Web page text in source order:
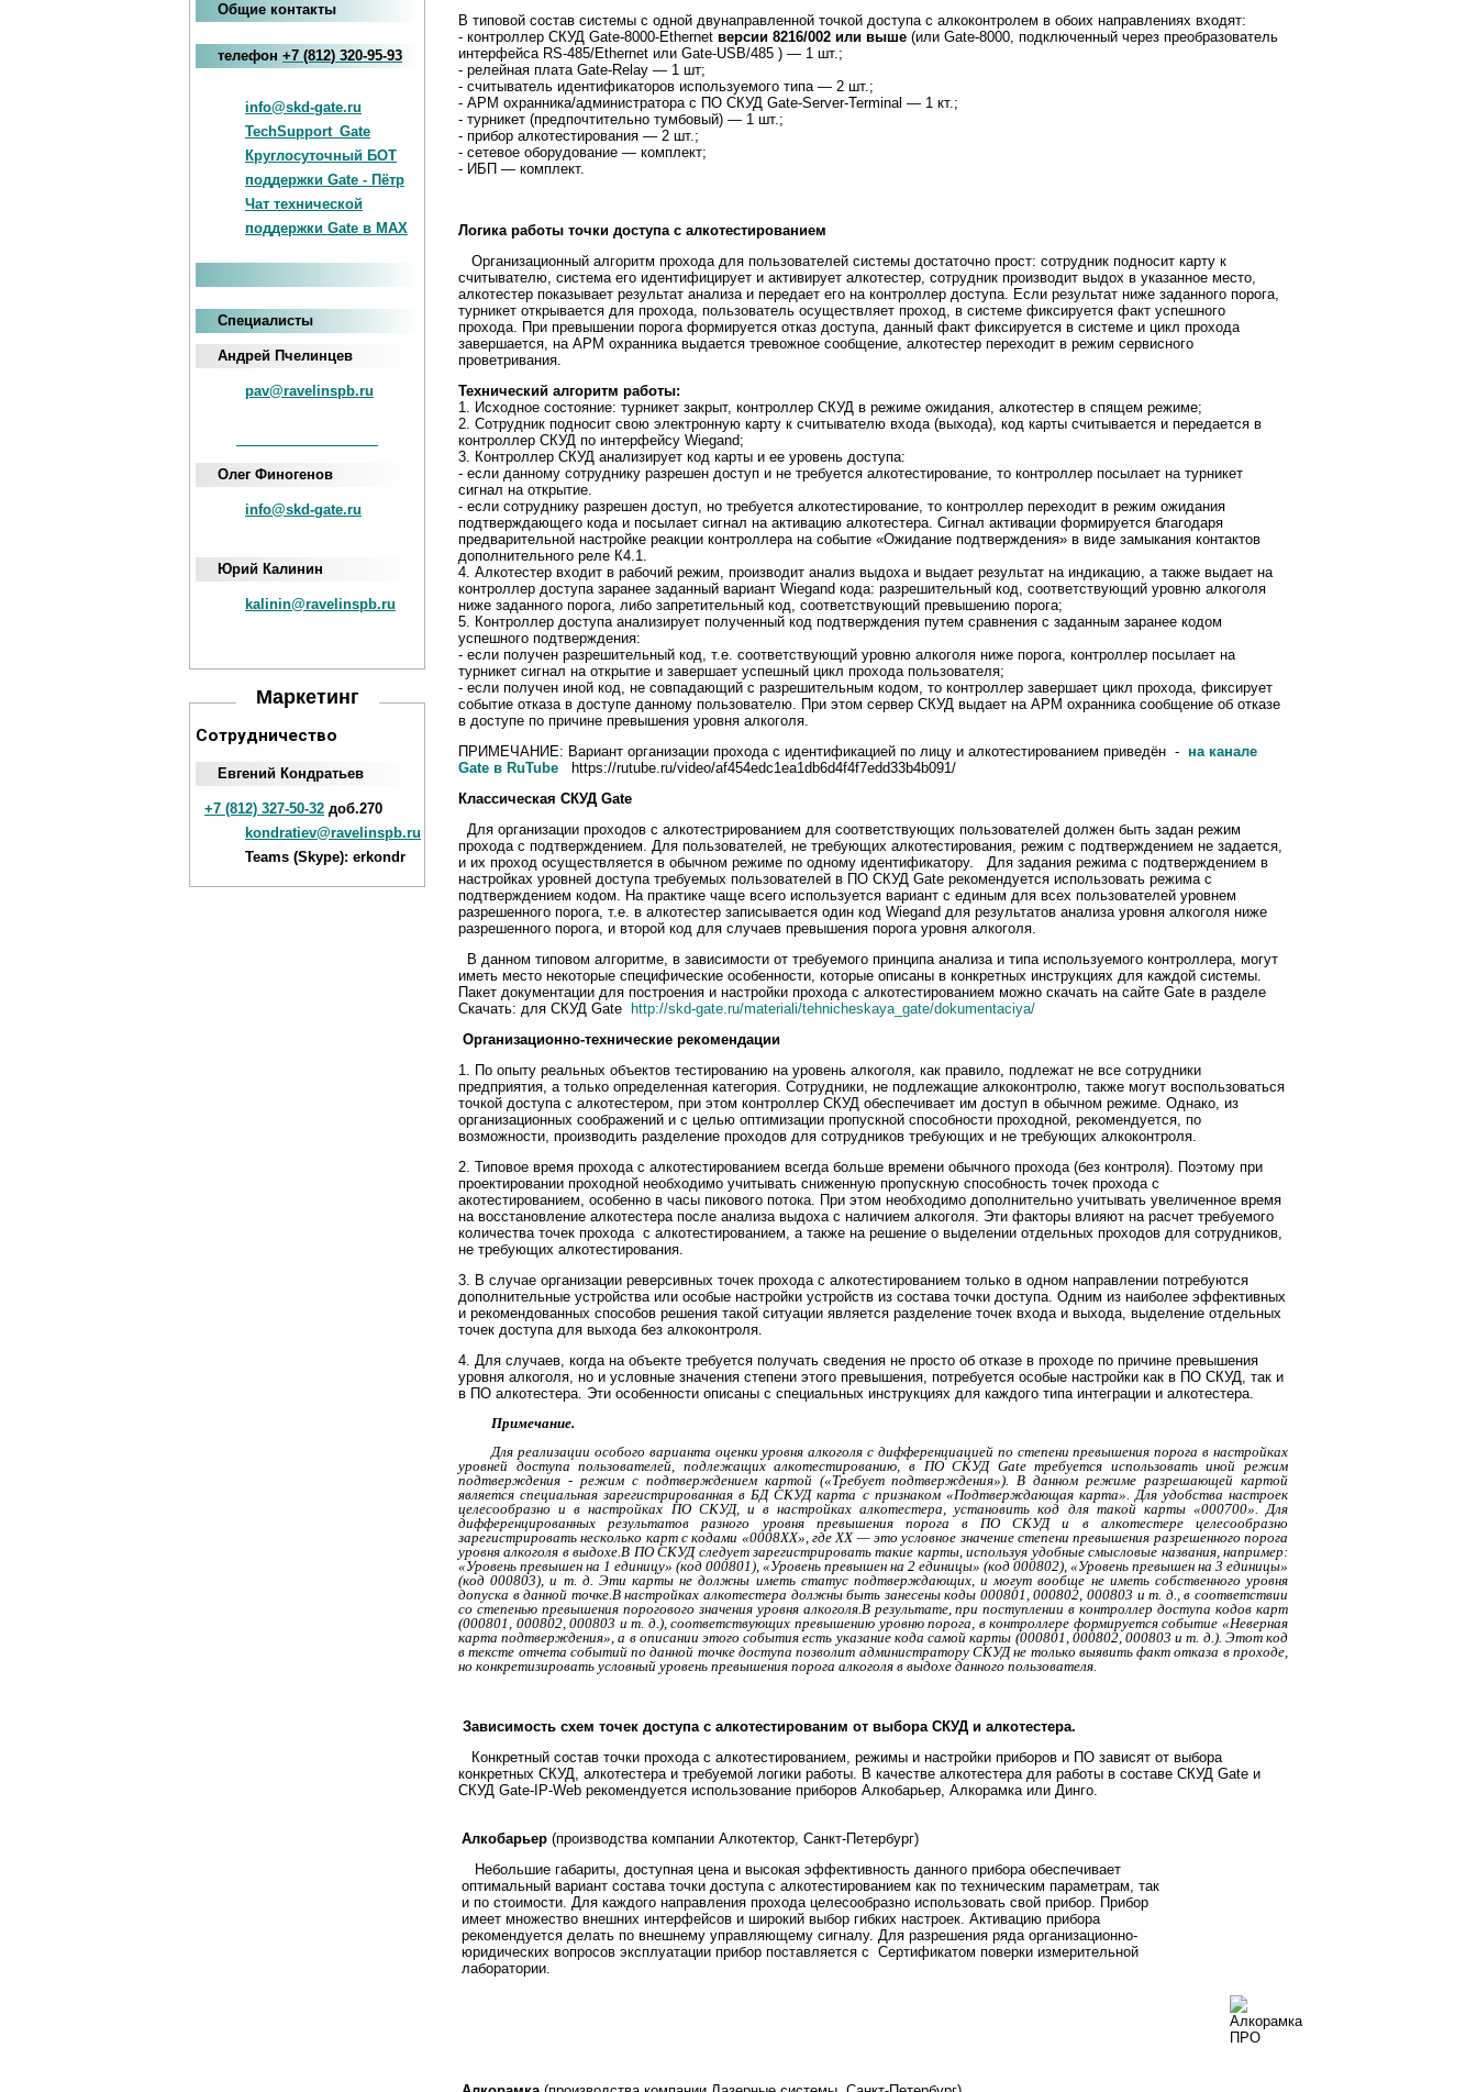
В типовой состав системы с одной двунаправленной точкой доступа с алкоконтролем в обоих направлениях входят:
- контроллер СКУД Gate-8000-Ethernet версии 8216/002 или выше (или Gate-8000, подключенный через преобразователь
интерфейса RS-485/Ethernet или Gate-USB/485 ) — 1 шт.;
- релейная плата Gate-Relay — 1 шт;
- считыватель идентификаторов используемого типа — 2 шт.;
- АРМ охранника/администратора с ПО СКУД Gate-Server-Terminal — 1 кт.;
- турникет (предпочтительно тумбовый) — 1 шт.;
- прибор алкотестирования — 2 шт.;
- сетевое оборудование — комплект;
- ИБП — комплект.
Логика работы точки доступа с алкотестированием
Организационный алгоритм прохода для пользователей системы достаточно прост: сотрудник подносит карту к
считывателю, система его идентифицирует и активирует алкотестер, сотрудник производит выдох в указанное место,
алкотестер показывает результат анализа и передает его на контроллер доступа. Если результат ниже заданного порога,
турникет открывается для прохода, пользователь осуществляет проход, в системе фиксируется факт успешного
прохода. При превышении порога формируется отказ доступа, данный факт фиксируется в системе и цикл прохода
завершается, на АРМ охранника выдается тревожное сообщение, алкотестер переходит в режим сервисного
проветривания.
Технический алгоритм работы:
1. Исходное состояние: турникет закрыт, контроллер СКУД в режиме ожидания, алкотестер в спящем режиме;
2. Сотрудник подносит свою электронную карту к считывателю входа (выхода), код карты считывается и передается в
контроллер СКУД по интерфейсу Wiegand;
3. Контроллер СКУД анализирует код карты и ее уровень доступа:
- если данному сотруднику разрешен доступ и не требуется алкотестирование, то контроллер посылает на турникет
сигнал на открытие.
- если сотруднику разрешен доступ, но требуется алкотестирование, то контроллер переходит в режим ожидания
подтверждающего кода и посылает сигнал на активацию алкотестера. Сигнал активации формируется благодаря
предварительной настройке реакции контроллера на событие «Ожидание подтверждения» в виде замыкания контактов
дополнительного реле К4.1.
4. Алкотестер входит в рабочий режим, производит анализ выдоха и выдает результат на индикацию, а также выдает на
контроллер доступа заранее заданный вариант Wiegand кода: разрешительный код, соответствующий уровню алкоголя
ниже заданного порога, либо запретительный код, соответствующий превышению порога;
5. Контроллер доступа анализирует полученный код подтверждения путем сравнения с заданным заранее кодом
успешного подтверждения:
- если получен разрешительный код, т.е. соответствующий уровню алкоголя ниже порога, контроллер посылает на
турникет сигнал на открытие и завершает успешный цикл прохода пользователя;
- если получен иной код, не совпадающий с разрешительным кодом, то контроллер завершает цикл прохода, фиксирует
событие отказа в доступе данному пользователю. При этом сервер СКУД выдает на АРМ охранника сообщение об отказе
в доступе по причине превышения уровня алкоголя.
ПРИМЕЧАНИЕ: Вариант организации прохода с идентификацией по лицу и алкотестированием приведён - на канале
Gate в RuTube https://rutube.ru/video/af454edc1ea1db6d4f4f7edd33b4b091/
Классическая СКУД Gate
Для организации проходов с алкотестрированием для соответствующих пользователей должен быть задан режим
прохода с подтверждением. Для пользователей, не требующих алкотестирования, режим с подтверждением не задается,
и их проход осуществляется в обычном режиме по одному идентификатору. Для задания режима с подтверждением в
настройках уровней доступа требуемых пользователей в ПО СКУД Gate рекомендуется использовать режима с
подтверждением кодом. На практике чаще всего используется вариант с единым для всех пользователей уровнем
разрешенного порога, т.е. в алкотестер записывается один код Wiegand для результатов анализа уровня алкоголя ниже
разрешенного порога, и второй код для случаев превышения порога уровня алкоголя.
В данном типовом алгоритме, в зависимости от требуемого принципа анализа и типа используемого контроллера, могут
иметь место некоторые специфические особенности, которые описаны в конкретных инструкциях для каждой системы.
Пакет документации для построения и настройки прохода с алкотестированием можно скачать на сайте Gate в разделе
Скачать: для СКУД Gate
http://skd-gate.ru/materiali/tehnicheskaya_gate/dokumentaciya/
Организационно-технические рекомендации
1. По опыту реальных объектов тестированию на уровень алкоголя, как правило, подлежат не все сотрудники
предприятия, а только определенная категория. Сотрудники, не подлежащие алкоконтролю, также могут воспользоваться
точкой доступа с алкотестером, при этом контроллер СКУД обеспечивает им доступ в обычном режиме. Однако, из
организационных соображений и с целью оптимизации пропускной способности проходной, рекомендуется, по
возможности, производить разделение проходов для сотрудников требующих и не требующих алкоконтроля.
2. Типовое время прохода с алкотестированием всегда больше времени обычного прохода (без контроля). Поэтому при
проектировании проходной необходимо учитывать сниженную пропускную способность точек прохода с
акотестированием, особенно в часы пикового потока. При этом необходимо дополнительно учитывать увеличенное время
на восстановление алкотестера после анализа выдоха с наличием алкоголя. Эти факторы влияют на расчет требуемого
количества точек прохода с алкотестированием, а также на решение о выделении отдельных проходов для сотрудников,
не требующих алкотестирования.
3. В случае организации реверсивных точек прохода с алкотестированием только в одном направлении потребуются
дополнительные устройства или особые настройки устройств из состава точки доступа. Одним из наиболее эффективных
и рекомендованных способов решения такой ситуации является разделение точек входа и выхода, выделение отдельных
точек доступа для выхода без алкоконтроля.
4. Для случаев, когда на объекте требуется получать сведения не просто об отказе в проходе по причине превышения
уровня алкоголя, но и условные значения степени этого превышения, потребуется особые настройки как в ПО СКУД, так и
в ПО алкотестера. Эти особенности описаны с специальных инструкциях для каждого типа интеграции и алкотестера.
Примечание.
Для реализации особого варианта оценки уровня алкоголя с дифференциацией по степени превышения порога в настройках
уровней доступа пользователей, подлежащих алкотестированию, в ПО СКУД Gate требуется использовать иной режим
подтверждения - режим с подтверждением картой («Требует подтверждения»). В данном режиме разрешающей картой
является специальная зарегистрированная в БД СКУД карта с признаком «Подтверждающая карта». Для удобства настроек
целесообразно и в настройках ПО СКУД, и в настройках алкотестера, установить код для такой карты «000700». Для
дифференцированных результатов разного уровня превышения порога в ПО СКУД и в алкотестере целесообразно
зарегистрировать несколько карт с кодами «0008ХХ», где ХХ — это условное значение степени превышения разрешенного порога
уровня алкоголя в выдохе.В ПО СКУД следует зарегистрировать такие карты, используя удобные смысловые названия, например:
«Уровень превышен на 1 единицу» (код 000801), «Уровень превышен на 2 единицы» (код 000802), «Уровень превышен на 3 единицы»
(код 000803), и т. д. Эти карты не должны иметь статус подтверждающих, и могут вообще не иметь собственного уровня
допуска в данной точке.В настройках алкотестера должны быть занесены коды 000801, 000802, 000803 и т. д., в соответствии
со степенью превышения порогового значения уровня алкоголя.В результате, при поступлении в контроллер доступа кодов карт
(000801, 000802, 000803 и т. д.), соответствующих превышению уровню порога, в контроллере формируется событие «Неверная
карта подтверждения», а в описании этого события есть указание кода самой карты (000801, 000802, 000803 и т. д.). Этот код
в тексте отчета событий по данной точке доступа позволит администратору СКУД не только выявить факт отказа в проходе,
но конкретизировать условный уровень превышения порога алкоголя в выдохе данного пользователя.
Зависимость схем точек доступа с алкотестированим от выбора СКУД и алкотестера.
Конкретный состав точки прохода с алкотестированием, режимы и настройки приборов и ПО зависят от выбора
конкретных СКУД, алкотестера и требуемой логики работы. В качестве алкотестера для работы в составе СКУД Gate и
СКУД Gate-IP-Web рекомендуется использование приборов Алкобарьер, Алкорамка или Динго.
Алкобарьер (производства компании Алкотектор, Санкт-Петербург)
Небольшие габариты, доступная цена и высокая эффективность данного прибора обеспечивает
оптимальный вариант состава точки доступа с алкотестированием как по техническим параметрам, так
и по стоимости. Для каждого направления прохода целесообразно использовать свой прибор. Прибор
имеет множество внешних интерфейсов и широкий выбор гибких настроек. Активацию прибора
рекомендуется делать по внешнему управляющему сигналу. Для разрешения ряда организационно-
юридических вопросов эксплуатации прибор поставляется с Сертификатом поверки измерительной
лаборатории.
Общие контакты
телефон +7 (812) 320-95-93
info@skd-gate.ru
TechSupport_Gate
Круглосуточный БОТ
поддержки Gate - Пётр
Чат технической
поддержки Gate в MAX
Специалисты
Андрей Пчелинцев
pav@ravelinspb.ru
Олег Финогенов
info@skd-gate.ru
Юрий Калинин
kalinin@ravelinspb.ru
Маркетинг
Сотрудничество
Евгений Кондратьев
+7 (812) 327-50-32 доб.270
kondratiev@ravelinspb.ru
Teams (Skype): erkondr